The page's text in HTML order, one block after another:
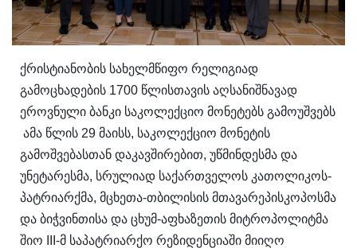
ქრისტიანობის სახელმწიფო რელიგიად
გამოცხადების 1700 წლისთავის აღსანიშნავად
ეროვნული ბანკი საკოლექციო მონეტებს გამოუშვებს
ამა წლის 29 მაისს, საკოლექციო მონეტის
გამოშვებასთან დაკავშირებით, უწმინდესმა და
უნეტარესმა, სრულიად საქართველოს კათოლიკოს-
პატრიარქმა, მცხეთა-თბილისის მთავარეპისკოპოსმა
და ბიჭვინთისა და ცხუმ-აფხაზეთის მიტროპოლიტმა
შიო III-მ საპატრიარქო რეზიდენციაში მიიღო